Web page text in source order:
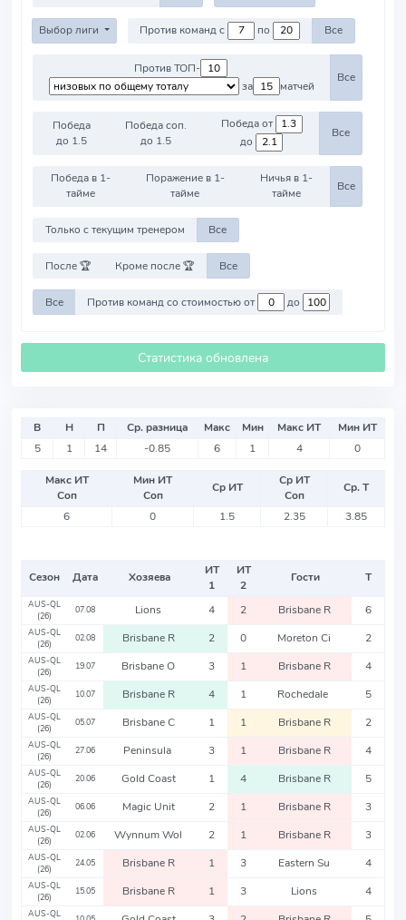
Выбор лиги Против команд с по Все
Против ТОП-
за
матчей
Все
Победа
до 1.5
Победа соп.
до 1.5
Победа от
до
Все
Победа в 1-
тайме
Поражение в 1-
тайме
Ничья в 1-
тайме
Все
Только с текущим тренером Все
После 🏆 Кроме после 🏆 Все
Все Против команд со стоимостью от до
Статистика обновлена
В Н П Ср. разница Макс Мин Макс ИТ
Мин ИТ
5
1 14 -0.85 6 1 4 0
Макс ИТ
Соп
Мин ИТ
Соп
Ср ИТ
Ср ИТ
Соп
Ср. Т
6
0 1.5 2.35 3.85
Сезон Дата Хозяева
ИТ
1
ИТ
2
Гости Т
AUS-QL
(26)
07.08 Lions 4 2 Brisbane R 6
AUS-QL
(26)
02.08 Brisbane R 2 0 Moreton Ci 2
AUS-QL
(26)
19.07 Brisbane O 3 1 Brisbane R 4
AUS-QL
(26)
10.07 Brisbane R 4 1 Rochedale 5
AUS-QL
(26)
05.07 Brisbane C 1 1 Brisbane R 2
AUS-QL
(26)
27.06 Peninsula 3 1 Brisbane R 4
AUS-QL
(26)
20.06 Gold Coast 1 4 Brisbane R 5
AUS-QL
(26)
06.06 Magic Unit 2 1 Brisbane R 3
AUS-QL
(26)
02.06 Wynnum Wol 2 1 Brisbane R 3
AUS-QL
(26)
24.05 Brisbane R 1 3 Eastern Su 4
AUS-QL
(26)
15.05 Brisbane R 1 3 Lions 4
AUS-QL